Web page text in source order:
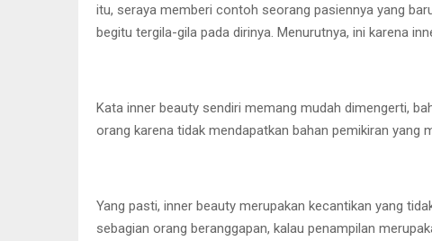
itu, seraya memberi contoh seorang pasiennya yang
begitu tergila-gila pada dirinya. Menurutnya, ini karena
Kata inner beauty sendiri memang mudah dimengerti,
orang karena tidak mendapatkan bahan pemikiran yang
Yang pasti, inner beauty merupakan kecantikan yang
sebagian orang beranggapan, kalau penampilan